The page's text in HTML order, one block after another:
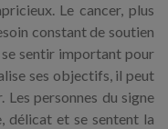
Le cancer, plus
constant de soutien
se sentir important pour
ses objectifs, il peut
personnes du signe
délicat et se sentent la